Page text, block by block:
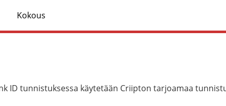
Kokous
ID tunnistuksessa käytetään Criipton tarjoamaa